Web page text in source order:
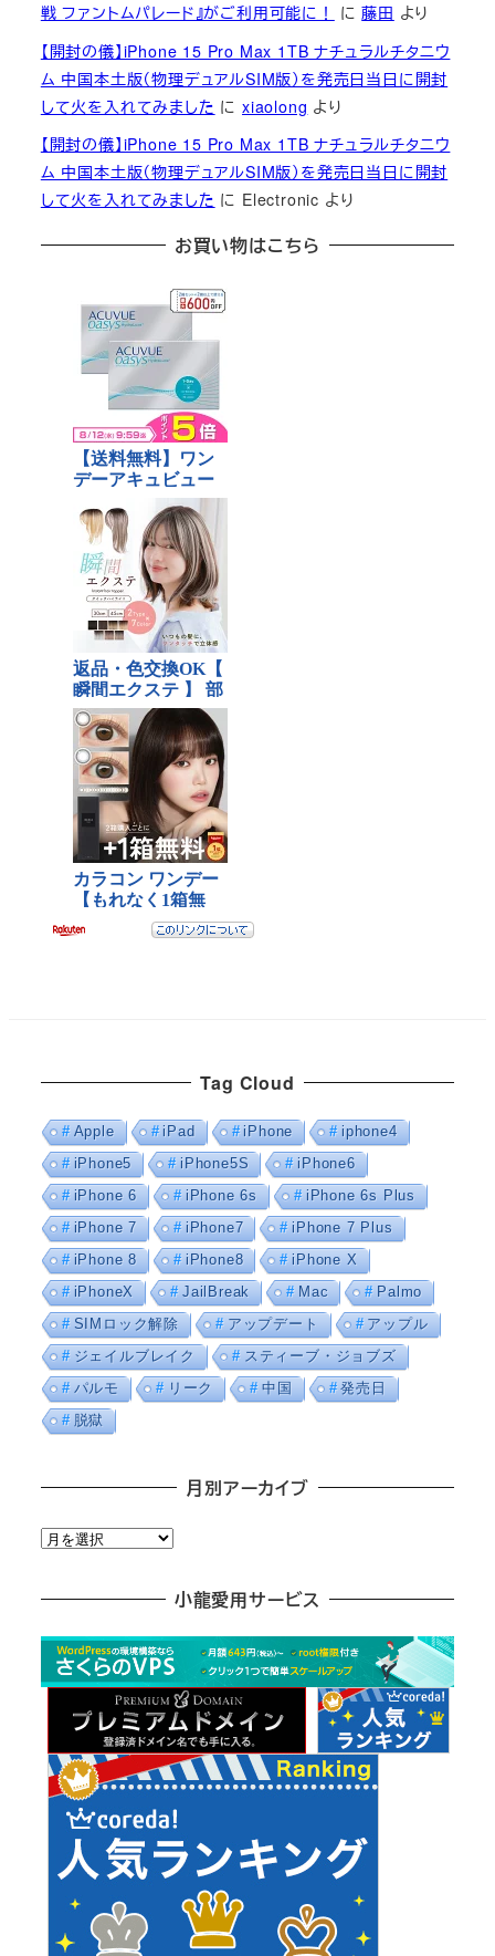
戦 ファントムパレード』がご利用可能に！
に藤田 より
【開封の儀】iPhone 15 Pro Max 1TB ナチュラルチタニウ
ム 中国本土版（物理デュアルSIM版）を発売日当日に開封
して火を入れてみました にxiaolong より
【開封の儀】iPhone 15 Pro Max 1TB ナチュラルチタニウ
ム 中国本土版（物理デュアルSIM版）を発売日当日に開封
して火を入れてみました に Electronic より
お買い物はこちら
Tag Cloud
Apple iPad iPhone
iphone4
iPhone5
iPhone5S
iPhone6
iPhone 6
iPhone 6s
iPhone 6s Plus
iPhone 7
iPhone7
iPhone 7 Plus
iPhone 8
iPhone8
iPhone X
iPhoneX
JailBreak Mac
Palmo
SIMロック解除
アップデート
アップル
ジェイルブレイク
スティーブ・ジョブズ
パルモ
リーク 中国
発売日
脱獄
月別アーカイブ
月
カ
小龍愛用サービス